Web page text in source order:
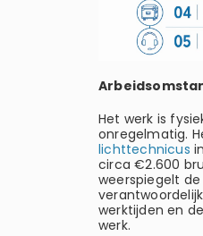
Het werk is
onregelmatig.
lichttechnicus
circa €2.600
weerspiegelt
werktijden en
werk.